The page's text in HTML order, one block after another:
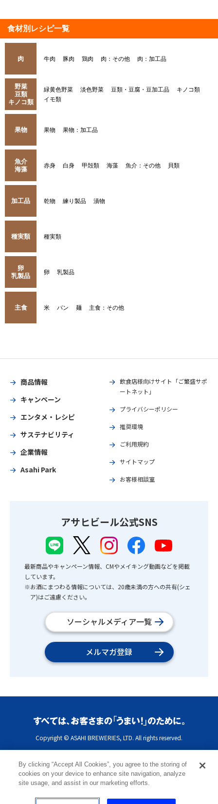
食材別レシピ一覧
肉 牛肉 豚肉 鶏肉 肉：その他 肉：加工品
野菜
豆類
キノコ類
緑黄色野菜 淡色野菜 豆類・豆腐・豆加工品
キノコ類
イモ類
果物 果物 果物：加工品
魚介
海藻
赤身 白身 甲殻類 海藻 魚介：その他 貝類
加工品 乾物 練り製品 漬物
種実類 種実類
卵
乳製品
卵 乳製品
主食 米 パン 麺 主食：その他
商品情報
キャンペーン
エンタメ・レシピ
サステナビリティ
企業情報
Asahi Park
飲食店様向けサイト「ご繁盛サポ
ートネット」
プライバシーポリシー
推奨環境
ご利用規約
サイトマップ
お客様相談室
アサヒビール公式SNS
最新商品やキャンペーン情報、CMやメイキング動画などを掲載
しています。
※お酒にまつわる情報については、20歳未満の方への共有(シェ
ア)はご遠慮ください。
ソーシャルメディア一覧
メルマガ登録
Copyright © ASAHI BREWERIES, LTD. All rights reserved.
By clicking “Accept All Cookies”, you agree to the storing of
cookies on your device to enhance site navigation, analyze
site usage, and assist in our marketing efforts.